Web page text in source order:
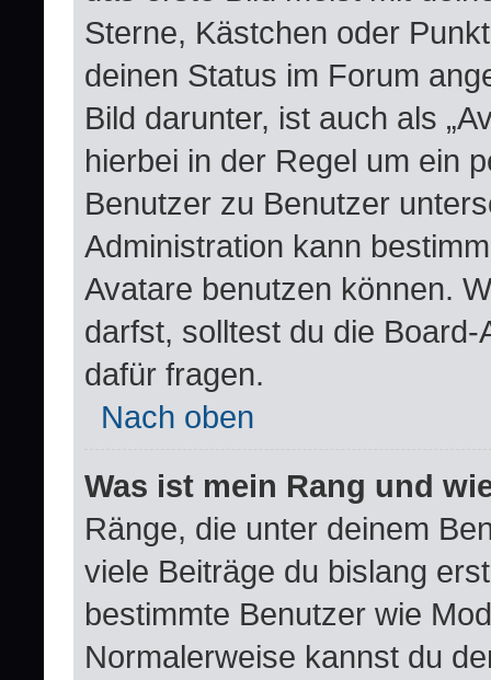
Sterne, Kästchen oder
deinen Status im Forum
Bild darunter, ist auch als
hierbei in der Regel um ein
Benutzer zu Benutzer
Administration kann
Avatare benutzen können.
darfst, solltest du die
dafür fragen.
Nach oben
Was ist mein Rang und
Ränge, die unter deinem
viele Beiträge du bislang
bestimmte Benutzer wie
Normalerweise kannst du